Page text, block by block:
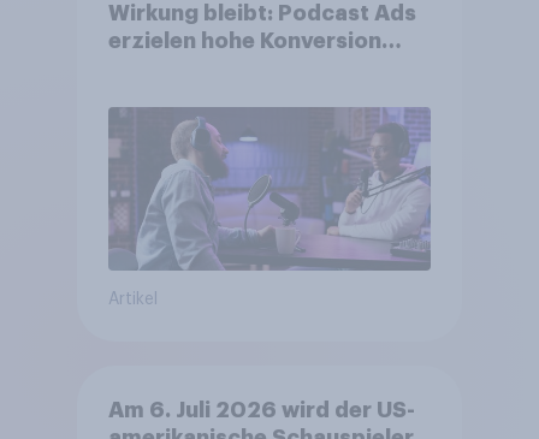
Wirkung bleibt: Podcast Ads
erzielen hohe Konversion
Artikel
Am 6. Juli 2026 wird der US-